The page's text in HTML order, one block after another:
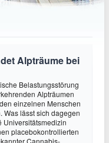
Alpträume bei
Belastungsstörung
Alpträumen
einzelnen Menschen
Was lässt sich dagegen
Universitätsmedizin
placebokontrollierten
Cannabis-